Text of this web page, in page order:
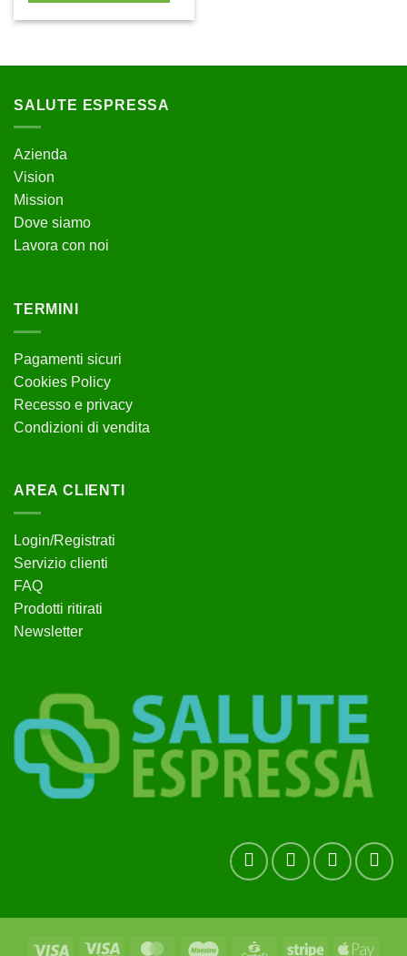
SALUTE ESPRESSA
Azienda
Vision
Mission
Dove siamo
Lavora con noi
TERMINI
Pagamenti sicuri
Cookies Policy
Recesso e privacy
Condizioni di vendita
AREA CLIENTI
Login/Registrati
Servizio clienti
FAQ
Prodotti ritirati
Newsletter
Visa Visa MasterCardMaestro CartaSi Stripe Apple